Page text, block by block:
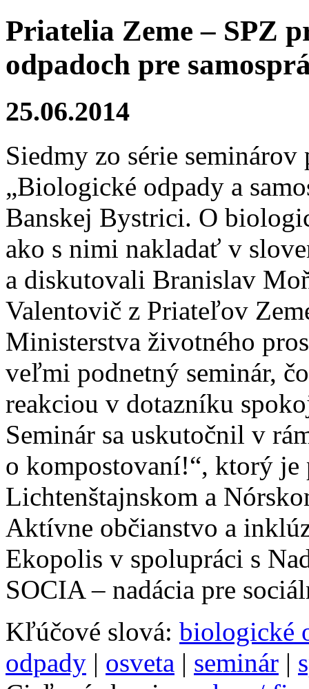
Priatelia Zeme – SPZ
odpadoch pre
25.06.2014
Siedmy zo série seminárov
„Biologické odpady a
Banskej Bystrici. O
ako s nimi nakladať v
a diskutovali Branislav
Valentovič z Priateľov
Ministerstva životného
veľmi podnetný seminár,
reakciou v dotazníku
Seminár sa uskutočnil v
o kompostovaní!“, ktorý je
Lichtenštajnskom a
Aktívne občianstvo a
Ekopolis v spolupráci s
SOCIA – nadácia pre
Kľúčové slová: biologické
odpady | osveta | seminár |